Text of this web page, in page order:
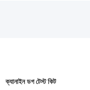
ক্যানাইন ডগ টেস্ট কিট